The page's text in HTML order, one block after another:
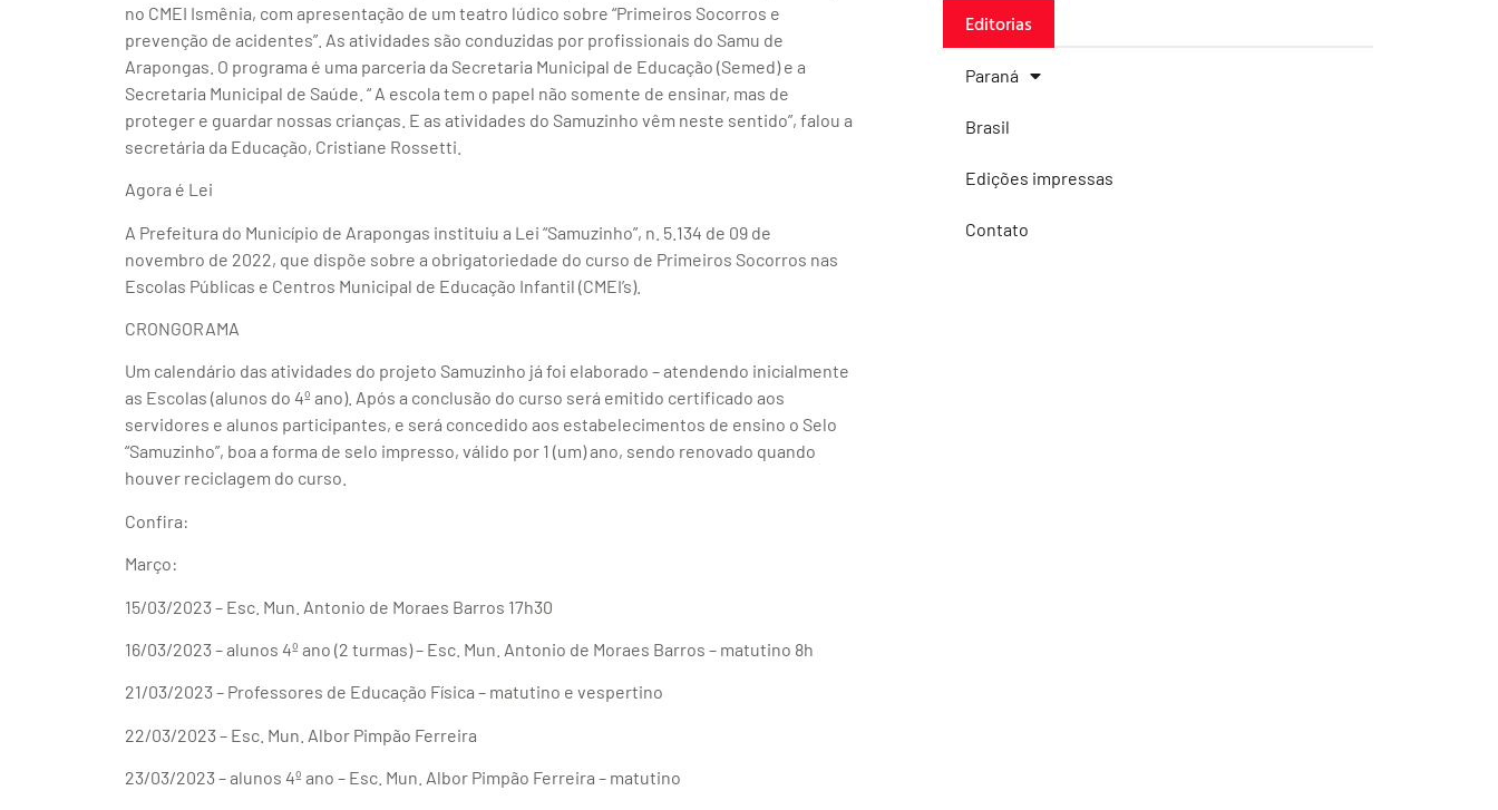
no CMEI Ismênia, com apresentação de um teatro lúdico sobre “Primeiros Socorros e
prevenção de acidentes”. As atividades são conduzidas por profissionais do Samu de
Arapongas. O programa é uma parceria da Secretaria Municipal de Educação (Semed) e a
Secretaria Municipal de Saúde. “ A escola tem o papel não somente de ensinar, mas de
proteger e guardar nossas crianças. E as atividades do Samuzinho vêm neste sentido”, falou a
secretária da Educação, Cristiane Rossetti.
Agora é Lei
A Prefeitura do Município de Arapongas instituiu a Lei “Samuzinho”, n. 5.134 de 09 de
novembro de 2022, que dispõe sobre a obrigatoriedade do curso de Primeiros Socorros nas
Escolas Públicas e Centros Municipal de Educação Infantil (CMEI’s).
CRONGORAMA
Um calendário das atividades do projeto Samuzinho já foi elaborado – atendendo inicialmente
as Escolas (alunos do 4º ano). Após a conclusão do curso será emitido certificado aos
servidores e alunos participantes, e será concedido aos estabelecimentos de ensino o Selo
“Samuzinho”, boa a forma de selo impresso, válido por 1 (um) ano, sendo renovado quando
houver reciclagem do curso.
Confira:
Março:
15/03/2023 – Esc. Mun. Antonio de Moraes Barros 17h30
16/03/2023 – alunos 4º ano (2 turmas) – Esc. Mun. Antonio de Moraes Barros – matutino 8h
21/03/2023 – Professores de Educação Física – matutino e vespertino
22/03/2023 – Esc. Mun. Albor Pimpão Ferreira
23/03/2023 – alunos 4º ano – Esc. Mun. Albor Pimpão Ferreira – matutino
Editorias
Paraná
Brasil
Edições impressas
Contato